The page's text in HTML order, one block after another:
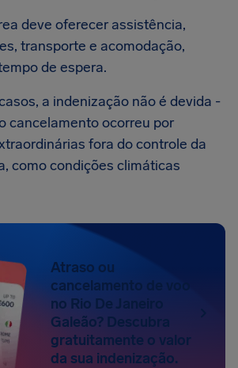
deve oferecer assistência,
transporte e acomodação,
de espera.
a indenização não é devida -
cancelamento ocorreu por
fora do controle da
como condições climáticas
Atraso ou
cancelamento de voo
no Rio De Janeiro
Galeão? Descubra
gratuitamente o valor
da sua indenização.